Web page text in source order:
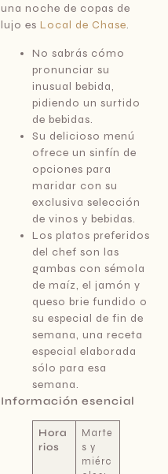
una noche de copas de
lujo esLocal de Chase.
No sabrás cómo
pronunciar su
inusual bebida,
pidiendo un surtido
de bebidas.
Su delicioso menú
ofrece un sinfín de
opciones para
maridar con su
exclusiva selección
de vinos y bebidas.
Los platos preferidos
del chef son las
gambas con sémola
de maíz, el jamón y
queso brie fundido o
su especial de fin de
semana, una receta
especial elaborada
sólo para esa
semana.
Información esencial
Hora
rios
Marte
s y
miérc